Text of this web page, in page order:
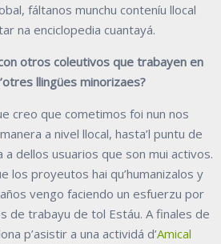
fáltanos munchu conteníu llocal
na enciclopedia cuantayá.
otros coleutivos que trabayen en
llingües minorizaes?
creo que cometimos foi nun nos
a nivel llocal, hasta’l puntu de
a dellos usuarios que son mui activos.
los proyeutos hai qu’humanizalos y
vengo faciendo un esfuerzu por
de trabayu de tol Estáu. A finales de
p’asistir a una actividá d’Amical